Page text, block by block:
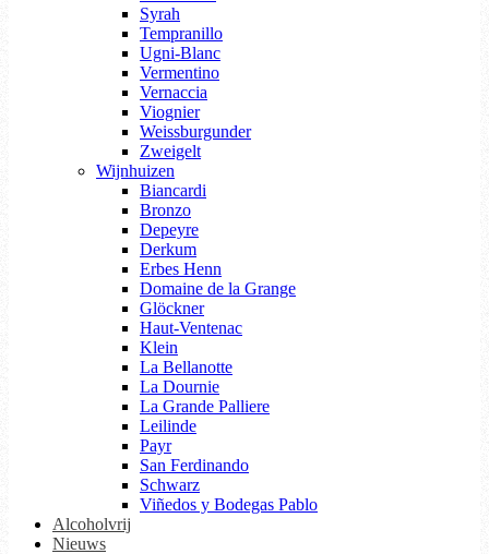
Syrah
Tempranillo
Ugni-Blanc
Vermentino
Vernaccia
Viognier
Weissburgunder
Zweigelt
Wijnhuizen
Biancardi
Bronzo
Depeyre
Derkum
Erbes Henn
Domaine de la Grange
Glöckner
Haut-Ventenac
Klein
La Bellanotte
La Dournie
La Grande Palliere
Leilinde
Payr
San Ferdinando
Schwarz
Viñedos y Bodegas Pablo
Alcoholvrij
Nieuws